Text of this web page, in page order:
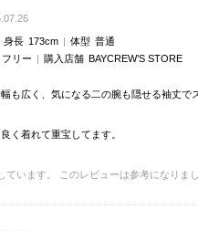
身長 173cm 体型 普通
フリー 購入店舗 BAYCREW’S STORE
も広く、気になる二の腕も隠せる袖丈
く着れて重宝してます。
ています。 このレビューは参考になりま